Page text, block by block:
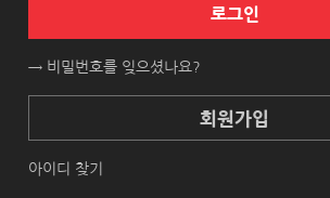
로그인
→ 비밀번호를 잊으셨나요?
회원가입
아이디 찾기